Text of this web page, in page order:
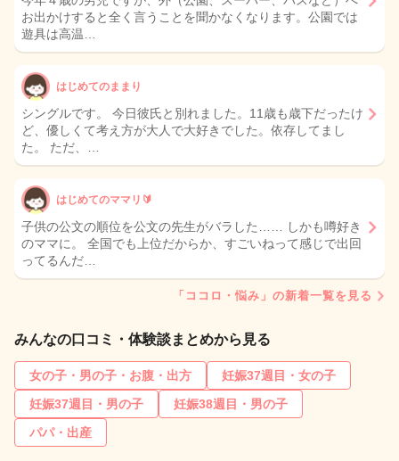
お出かけすると全く言うことを聞かなくなります。公園では
遊具は高温…
はじめてのままり
シングルです。 今日彼氏と別れました。11歳も歳下だったけ
ど、優しくて考え方が大人で大好きでした。依存してまし
た。 ただ、…
はじめてのママリ🔰
子供の公文の順位を公文の先生がバラした…… しかも噂好き
のママに。 全国でも上位だからか、すごいねって感じで出回
ってるんだ…
「ココロ・悩み」の新着一覧を見る
みんなの口コミ・体験談まとめから見る
女の子・男の子・お腹・出方
妊娠37週目・女の子
妊娠37週目・男の子
妊娠38週目・男の子
パパ・出産